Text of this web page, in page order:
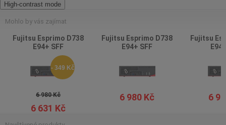
High-contrast mode
Mohlo by vás zajímat
Fujitsu Esprimo D738
E94+ SFF
- 349 Kč
6 980 Kč
6 631 Kč
Fujitsu Esprimo D738
E94+ SFF
6 980 Kč
Fujitsu
6